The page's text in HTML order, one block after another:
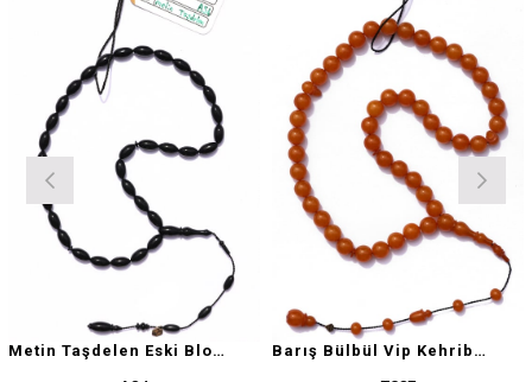
Metin Taşdelen Eski Blok Sıkma
Barış Bülbül Vip Kehribar Tesbih